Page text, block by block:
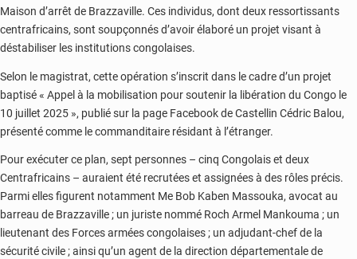
Maison d’arrêt de Brazzaville. Ces individus, dont deux ressortissants
centrafricains, sont soupçonnés d’avoir élaboré un projet visant à
déstabiliser les institutions congolaises.
Selon le magistrat, cette opération s’inscrit dans le cadre d’un projet
baptisé « Appel à la mobilisation pour soutenir la libération du Congo le
10 juillet 2025 », publié sur la page Facebook de Castellin Cédric Balou,
présenté comme le commanditaire résidant à l’étranger.
Pour exécuter ce plan, sept personnes – cinq Congolais et deux
Centrafricains – auraient été recrutées et assignées à des rôles précis.
Parmi elles figurent notamment Me Bob Kaben Massouka, avocat au
barreau de Brazzaville ; un juriste nommé Roch Armel Mankouma ; un
lieutenant des Forces armées congolaises ; un adjudant-chef de la
sécurité civile ; ainsi qu’un agent de la direction départementale de